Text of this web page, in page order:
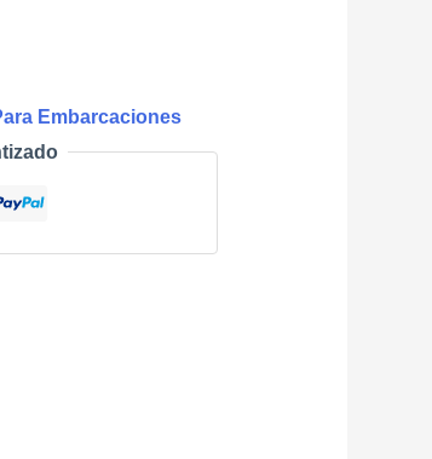
Embarcaciones